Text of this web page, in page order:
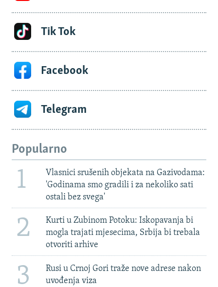
Tik Tok
Facebook
Telegram
Popularno
1
Vlasnici srušenih objekata na Gazivodama:
'Godinama smo gradili i za nekoliko sati
ostali bez svega'
2
Kurti u Zubinom Potoku: Iskopavanja bi
mogla trajati mjesecima, Srbija bi trebala
otvoriti arhive
3
Rusi u Crnoj Gori traže nove adrese nakon
uvođenja viza